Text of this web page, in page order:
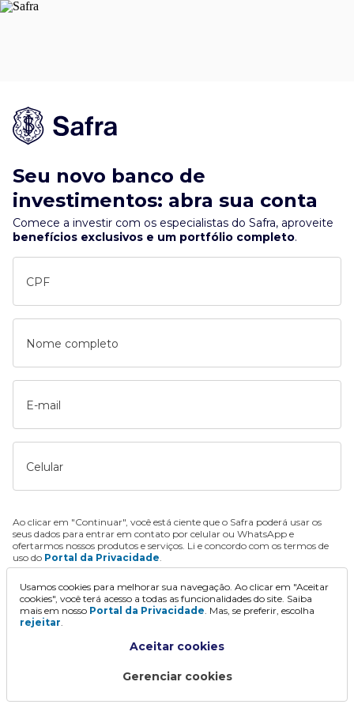
Seu novo banco de
investimentos: abra sua conta
Comece a investir com os especialistas do Safra, aproveite
benefícios exclusivos e um portfólio completo.
CPF
Nome completo
E-mail
Celular
Ao clicar em "Continuar", você está ciente que o Safra poderá usar os
seus dados para entrar em contato por celular ou WhatsApp e
ofertarmos nossos produtos e serviços. Li e concordo com os termos de
uso do Portal da Privacidade.
Continuar
Usamos cookies para melhorar sua navegação. Ao clicar em "Aceitar
cookies", você terá acesso a todas as funcionalidades do site. Saiba
mais em nosso Portal da Privacidade. Mas, se preferir, escolha
rejeitar.
Aceitar cookies
Gerenciar cookies